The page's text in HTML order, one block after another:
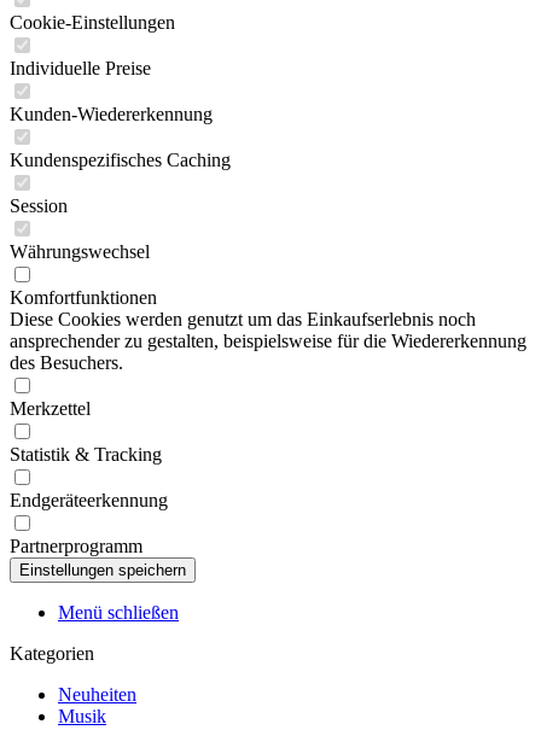
Cookie-Einstellungen
Individuelle Preise
Kunden-Wiedererkennung
Kundenspezifisches Caching
Session
Währungswechsel
Komfortfunktionen
Diese Cookies werden genutzt um das Einkaufserlebnis noch
ansprechender zu gestalten, beispielsweise für die Wiedererkennung
des Besuchers.
Merkzettel
Statistik & Tracking
Endgeräteerkennung
Partnerprogramm
Menü schließen
Kategorien
Neuheiten
Musik